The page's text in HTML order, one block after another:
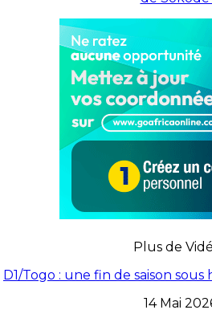
Plus de
D1/Togo : une fin de saison
14 Mai